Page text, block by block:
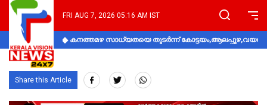
FRI AUG 7, 2026 05:16 AM IST
കനത്തമഴ സാധ്യതയെ തുടർന്ന്
Share this Article